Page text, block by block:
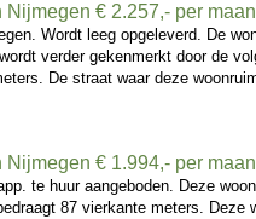
Nijmegen € 2.257,- per
Wordt leeg opgeleverd. De
verder gekenmerkt door de
De straat waar deze
Nijmegen € 1.994,- per
te huur aangeboden. Deze
87 vierkante meters. Deze